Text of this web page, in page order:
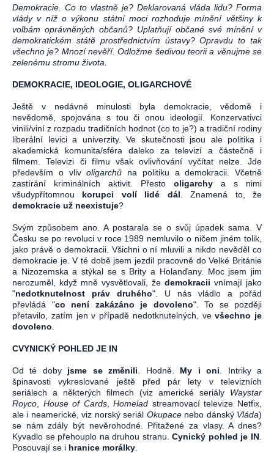
Demokracie. Co to vlastně je? Deklarovaná vláda lidu? Forma
vlády v níž o výkonu státní moci rozhoduje mínění většiny k
volbám oprávněných občanů? Uplatňují občané své mínění v
demokratickém státě prostřednictvím ústavy? Opravdu to tak
všechno je? Mnozí nevěří. Odložme šedivou teorii a věnujme se
zelenému stromu života.
DEMOKRACIE, IDEOLOGIE, OLIGARCHOVÉ
Ještě v nedávné minulosti byla demokracie, vědomě i
nevědomě, spojována s tou či onou ideologií. Konzervativci
vinili/viní z rozpadu tradičních hodnot (co to je?) a tradiční rodiny
liberální levici a univerzity. Ve skutečnosti jsou ale politika i
akademická komunita/sféra daleko za televizí a částečně i
filmem. Televizi či filmu však ovlivňování vyčítat nelze. Jde
především o vlivoligarchů na politiku a demokracii. Včetně
zastírání kriminálních aktivit. Přesto oligarchy a s nimi
všudypřítomnou korupci volí lidé dál . Znamená to, že
demokracie už neexistuje?
Svým způsobem ano. A postarala se o svůj úpadek sama. V
Česku se po revoluci v roce 1989 nemluvilo o ničem jiném tolik,
jako právě o demokracii. Všichni o ní mluvili a nikdo nevěděl co
demokracie je. V té době jsem jezdil pracovně do Velké Británie
a Nizozemska a stýkal se s Brity a Holanďany. Moc jsem jim
nerozuměl, když mně vysvětlovali, že demokracii vnímají jako
"nedotknutelnost práv druhého". U nás vládlo a pořád
převládá "co není zakázáno je dovoleno". To se později
přetavilo, zatím jen v případě nedotknutelných, vevšechno je
dovoleno
CVYNICKÝ POHLED JE IN
Od té doby jsme se změnili . Hodně. My i oni . Intriky a
špinavosti vykreslované ještě před pár lety v televizních
seriálech a některých filmech (viz americké seriály Waystar
Royco
House of Cards,Homelad streamovací televize Netfix,
ale i neamerické, viz norský seriál Okupacenebo dánský Vláda)
se nám zdály být nevěrohodné. Přitažené za vlasy. A dnes?
Kyvadlo se přehouplo na druhou stranu.Cynický pohled je IN
Posouvají se i hranice morálky